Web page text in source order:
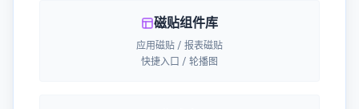
磁贴组件库
应用磁贴 / 报表磁贴
快捷入口 / 轮播图